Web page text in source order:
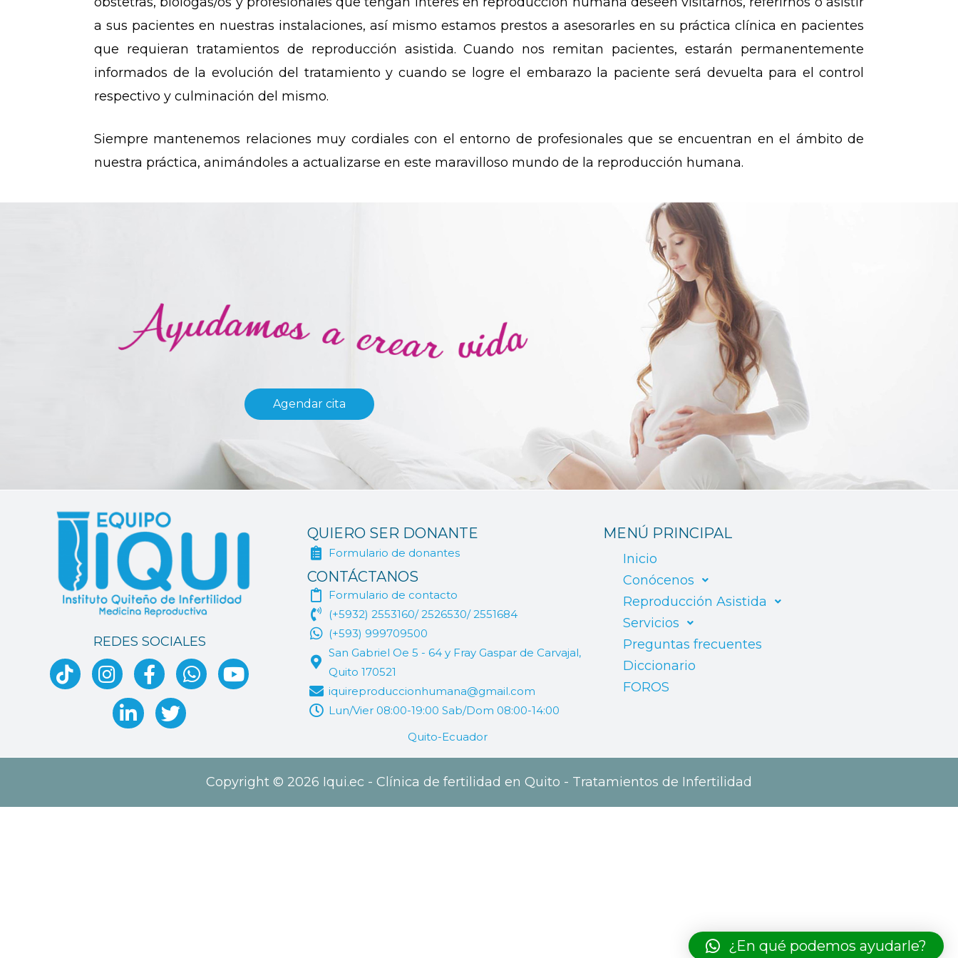
a sus pacientes en nuestras instalaciones, así mismo estamos prestos a asesorarles en su práctica clínica en pacientes
que requieran tratamientos de reproducción asistida. Cuando nos remitan pacientes, estarán permanentemente
informados de la evolución del tratamiento y cuando se logre el embarazo la paciente será devuelta para el control
respectivo y culminación del mismo.
Siempre mantenemos relaciones muy cordiales con el entorno de profesionales que se encuentran en el ámbito de
nuestra práctica, animándoles a actualizarse en este maravilloso mundo de la reproducción humana.
Agendar cita
REDES SOCIALES
QUIERO SER DONANTE
Formulario de donantes
CONTÁCTANOS
Formulario de contacto
(+5932) 2553160/ 2526530/ 2551684
(+593) 999709500
San Gabriel Oe 5 - 64 y Fray Gaspar de Carvajal,
Quito 170521
iquireproduccionhumana@gmail.com
Lun/Vier 08:00-19:00 Sab/Dom 08:00-14:00
Quito-Ecuador
MENÚ PRINCIPAL
Inicio
Conócenos
Reproducción Asistida
Servicios
Preguntas frecuentes
Diccionario
FOROS
Copyright © 2026 Iqui.ec - Clínica de fertilidad en Quito - Tratamientos de Infertilidad
¿En qué podemos ayudarle?